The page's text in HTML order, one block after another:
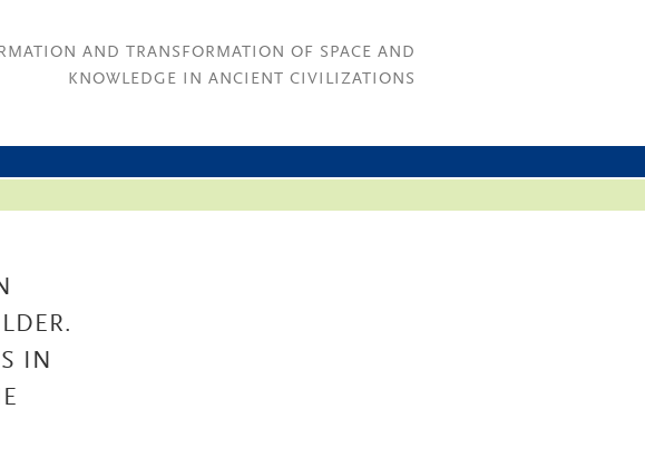
AND TRANSFORMATION OF SPACE AND
KNOWLEDGE IN ANCIENT CIVILIZATIONS
IN